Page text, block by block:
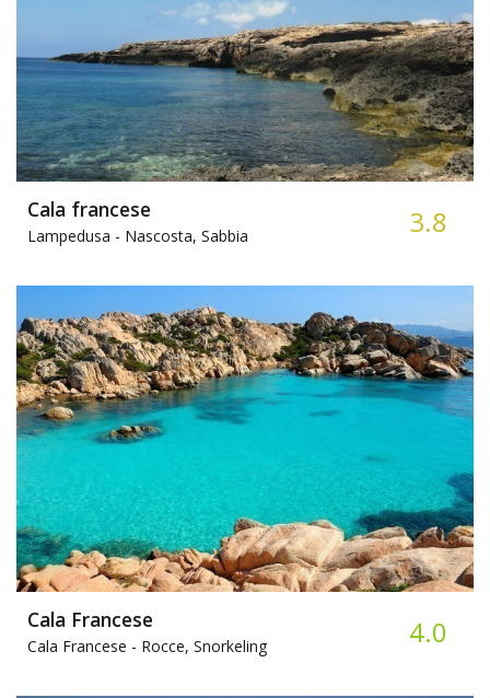
Cala francese
Lampedusa - Nascosta, Sabbia 3.8
Cala Francese
Cala Francese - Rocce, Snorkeling 4.0